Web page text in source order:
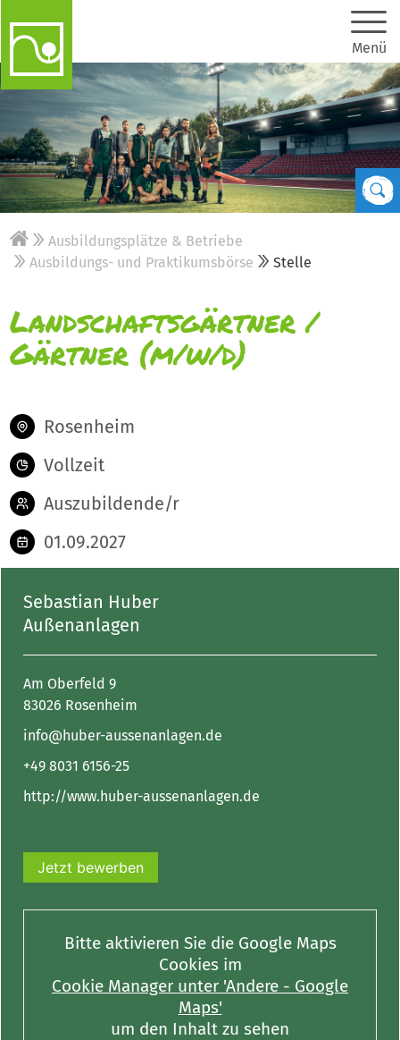
Menü
Ausbildungsplätze & Betriebe
Ausbildungs- und Praktikumsbörse
Stelle
Landschaftsgärtner /
Gärtner (m/w/d)
Rosenheim
Vollzeit
Auszubildende/r
01.09.2027
Sebastian Huber
Außenanlagen
Am Oberfeld 9
83026 Rosenheim
info@huber-aussenanlagen.de
+49 8031 6156-25
http://www.huber-aussenanlagen.de
Jetzt bewerben
Bitte aktivieren Sie die Google Maps
Cookies im
Cookie Manager unter 'Andere - Google
Maps'
um den Inhalt zu sehen